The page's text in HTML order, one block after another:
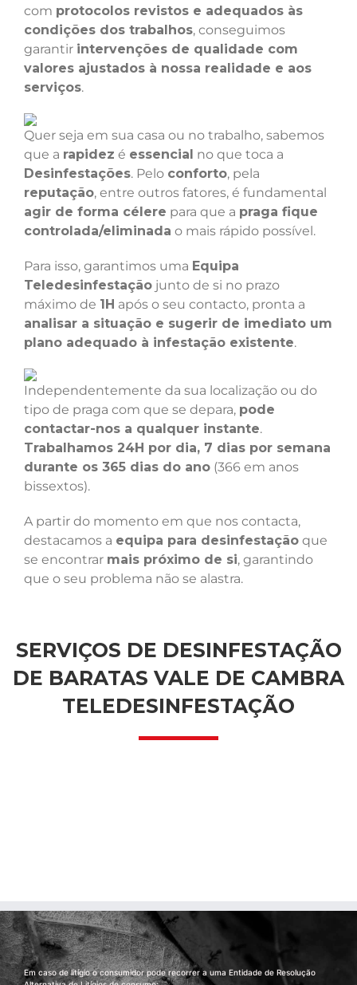
com protocolos revistos e adequados às
condições dos trabalhos, conseguimos
garantir intervenções de qualidade com
valores ajustados à nossa realidade e aos
serviços.
Quer seja em sua casa ou no trabalho, sabemos
que a rapidez é essencial no que toca a
Desinfestações. Pelo conforto, pela
reputação, entre outros fatores, é fundamental
agir de forma célere para que a praga fique
controlada/eliminada o mais rápido possível.
Para isso, garantimos uma Equipa
Teledesinfestação junto de si no prazo
máximo de 1H após o seu contacto, pronta a
analisar a situação e sugerir de imediato um
plano adequado à infestação existente.
Independentemente da sua localização ou do
tipo de praga com que se depara, pode
contactar-nos a qualquer instante.
Trabalhamos 24H por dia, 7 dias por semana
durante os 365 dias do ano (366 em anos
bissextos).
A partir do momento em que nos contacta,
destacamos a equipa para desinfestação que
se encontrar mais próximo de si, garantindo
que o seu problema não se alastra.
SERVIÇOS DE DESINFESTAÇÃO
DE BARATAS VALE DE CAMBRA
TELEDESINFESTAÇÃO
Em caso de litígio o consumidor pode recorrer a uma Entidade de Resolução